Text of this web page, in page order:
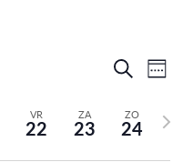
Zoeken
en
ZoekenWeek
VR
22
ZA
23
ZO
24